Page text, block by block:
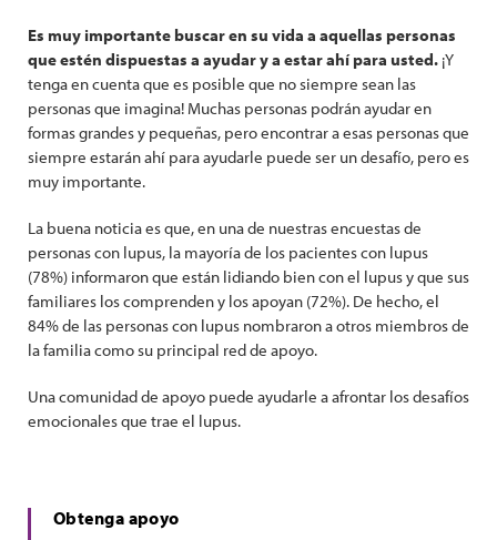
Es muy importante buscar en su vida a aquellas personas
que estén dispuestas a ayudar y a estar ahí para usted. ¡Y
tenga en cuenta que es posible que no siempre sean las
personas que imagina! Muchas personas podrán ayudar en
formas grandes y pequeñas, pero encontrar a esas personas que
siempre estarán ahí para ayudarle puede ser un desafío, pero es
muy importante.
La buena noticia es que, en una de nuestras encuestas de
personas con lupus, la mayoría de los pacientes con lupus
(78%) informaron que están lidiando bien con el lupus y que sus
familiares los comprenden y los apoyan (72%). De hecho, el
84% de las personas con lupus nombraron a otros miembros de
la familia como su principal red de apoyo.
Una comunidad de apoyo puede ayudarle a afrontar los desafíos
emocionales que trae el lupus.
Obtenga apoyo